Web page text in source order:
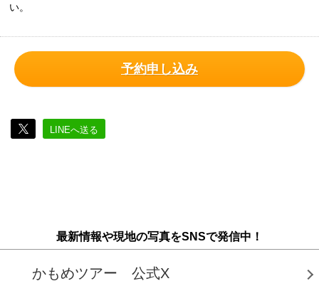
い。
予約申し込み
LINEへ送る
最新情報や現地の写真をSNSで発信中！
かもめツアー 公式X